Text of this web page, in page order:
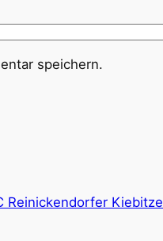
speichern.
Reinickendorfer Kiebitze